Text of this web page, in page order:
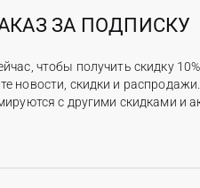
ЗА ПОДПИСКУ
чтобы получить скидку
новости, скидки и распродажи.
с другими скидками и